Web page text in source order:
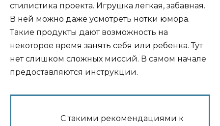
стилистика проекта. Игрушка легкая, забавная.
В ней можно даже усмотреть нотки юмора.
Такие продукты дают возможность на
некоторое время занять себя или ребенка. Тут
нет слишком сложных миссий. В самом начале
предоставляются инструкции.
С такими рекомендациями к